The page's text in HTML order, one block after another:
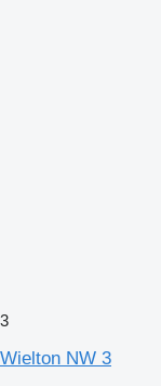
3
Wielton NW 3